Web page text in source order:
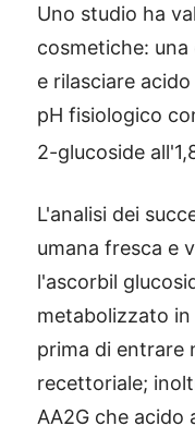
Uno studio ha
cosmetiche:
e rilasciare
pH fisiologico
2-glucoside
L'analisi dei
umana fresca e
l'ascorbil
metabolizzato
prima di entrare
recettoriale;
AA2G che acido